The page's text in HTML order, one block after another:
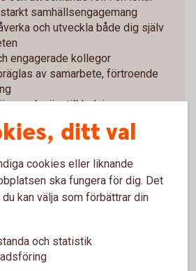
samhällsengagemang
och utveckla både dig själv
engagerade kollegor
av samarbete, förtroende
och nära till ledning
villkor och goda förmåner
Tuna-Vena
långt, men det är även vår
med stark lokal förankring, hög
god service. Sedan 1881
ditt val
cookies eller liknande
ska fungera för dig. Det
kan välja som förbättrar din
och statistik